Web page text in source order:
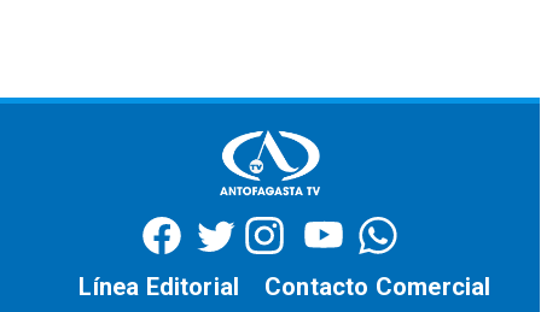
Contacto Comercial
Línea Editorial